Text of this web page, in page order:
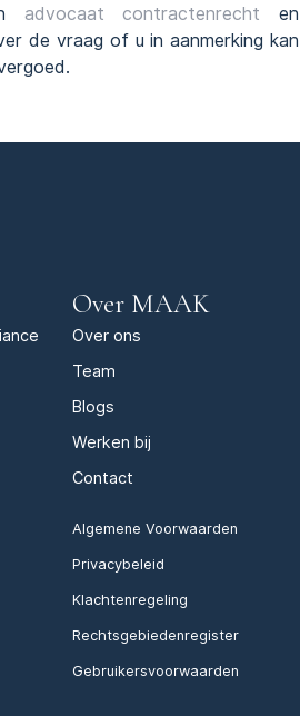
advocaat contractenrecht en
de vraag of u in aanmerking kan
Over MAAK
Over ons
Team
Blogs
Werken bij
Contact
Algemene Voorwaarden
Privacybeleid
Klachtenregeling
Rechtsgebiedenregister
Gebruikersvoorwaarden